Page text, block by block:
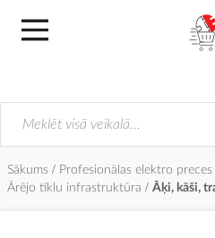
Sākums
Profesionālas elektro
Ārējo tīklu infrastruktūra
Āķi, kāši,